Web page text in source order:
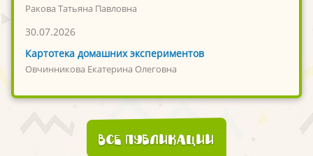
Ракова Татьяна Павловна
30.07.2026
Картотека домашних экспериментов
Овчинникова Екатерина Олеговна
Все публикации